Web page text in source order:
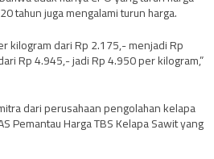
tahun juga mengalami turun harga.
kilogram dari Rp 2.175,- menjadi Rp
Rp 4.945,- jadi Rp 4.950 per kilogram,”
dari perusahaan pengolahan kelapa
Pemantau Harga TBS Kelapa Sawit yang